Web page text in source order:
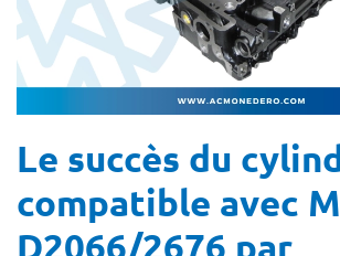
Le succès du
compatible avec
D2066/2676 par